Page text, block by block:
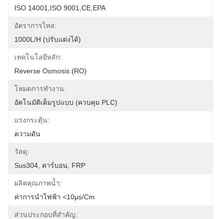
ISO 14001,ISO 9001,CE,EPA
อัตราการไหล:
1000L/H (ปรับแต่งได้)
เทคโนโลยีหลัก:
Reverse Osmosis (RO)
โหมดการทำงาน:
อัตโนมัติเต็มรูปแบบ (ควบคุม PLC)
แรงกระตุ้น:
ความดัน
วัสดุ:
Sus304, คาร์บอน, FRP
ผลิตคุณภาพน้ำ:
ค่าการนำไฟฟ้า <10μs/cm
ส่วนประกอบที่สำคัญ: